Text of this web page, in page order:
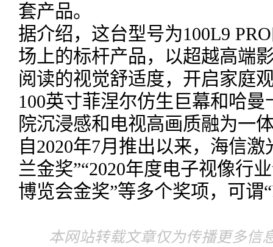
套产品。
据介绍，这台型号为100L9
场上的标杆产品，以超越高端
阅读的视觉舒适度，开启家庭
100英寸菲涅尔仿生巨幕和哈
院沉浸感和电视高画质融为一
自2020年7月推出以来，海信
兰金奖”“2020年度电子视像行
博览会金奖”等多个奖项，可谓
本网站转载文章仅为传播更多信